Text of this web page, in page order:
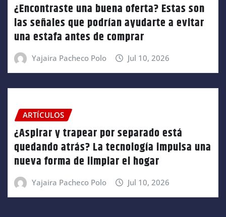
¿Encontraste una buena oferta? Estas son
las señales que podrían ayudarte a evitar
una estafa antes de comprar
Yajaira Pacheco Polo Jul 10, 2026
ARTÍCULOS
¿Aspirar y trapear por separado está
quedando atrás? La tecnología impulsa una
nueva forma de limpiar el hogar
Yajaira Pacheco Polo Jul 10, 2026